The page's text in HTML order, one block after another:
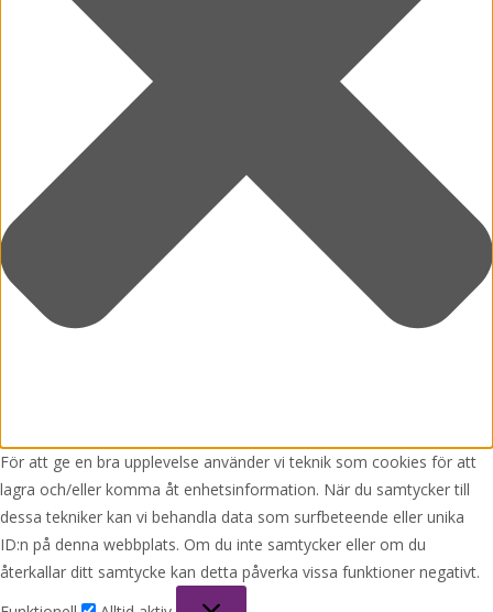
För att ge en bra upplevelse använder vi teknik som cookies för att
lagra och/eller komma åt enhetsinformation. När du samtycker till
dessa tekniker kan vi behandla data som surfbeteende eller unika
ID:n på denna webbplats. Om du inte samtycker eller om du
återkallar ditt samtycke kan detta påverka vissa funktioner negativt.